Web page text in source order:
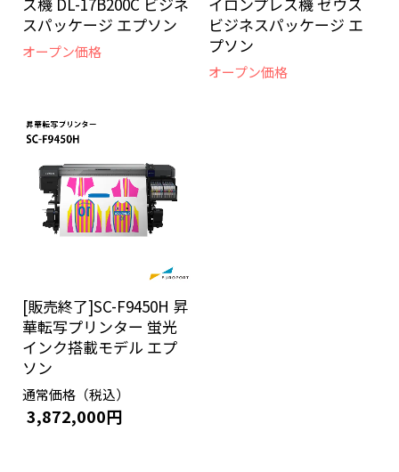
スパッケージ エプソン
オープン価格
ビジネスパッケージ エ
プソン
オープン価格
[販売終了]SC-F9450H 昇
華転写プリンター 蛍光
インク搭載モデル エプ
ソン
通常価格（税込）
3,872,000円